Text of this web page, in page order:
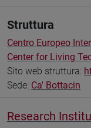
Struttura
Centro Europeo
Center for Living
Sito web struttura:
Sede: Ca' Bottacin
Research